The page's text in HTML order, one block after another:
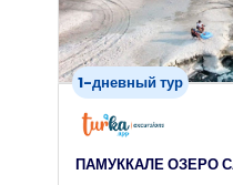
1-дневный тур
ПАМУККАЛЕ ОЗЕРО